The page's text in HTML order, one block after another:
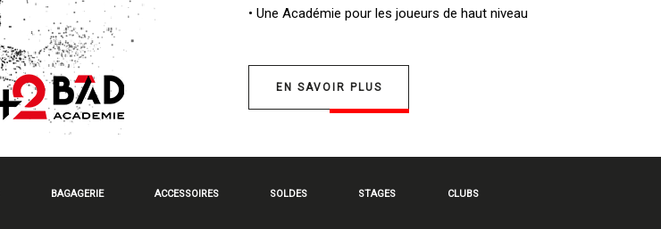
• Une Académie pour les joueurs de haut niveau
EN SAVOIR PLUS
BAGAGERIE ACCESSOIRES SOLDES STAGES CLUBS